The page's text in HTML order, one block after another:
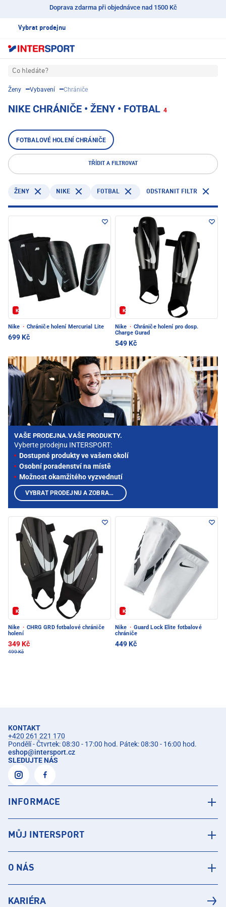
Doprava zdarma při objednávce nad 1500 Kč
Vybrat prodejnu
Co hledáte?
Ženy Vybavení Chrániče
NIKE CHRÁNIČE • ŽENY • FOTBAL 4
FOTBALOVÉ HOLENÍ CHRÁNIČE
TŘÍDIT A FILTROVAT
ŽENY NIKE FOTBAL ODSTRANIT FILTR
Kód: FOTBAL20
Nike · Chrániče holení Mercurial Lite
699 Kč
Kód: FOTBAL20
Nike · Chrániče holení pro dosp.
Charge Gurad
549 Kč
Kód: FOTBAL20
Nike · CHRG GRD fotbalové chrániče
holení
349 Kč
499 Kč
Kód: FOTBAL20
Nike · Guard Lock Elite fotbalové
chrániče
449 Kč
VAŠE PRODEJNA.VAŠE PRODUKTY.
Vyberte prodejnu INTERSPORT:
Dostupné produkty ve vašem okolí
Osobní poradenství na místě
Možnost okamžitého vyzvednutí
VYBRAT PRODEJNU A ZOBRAZIT PRODUKTY
KONTAKT
+420 261 221 170
Pondělí - Čtvrtek: 08:30 - 17:00 hod. Pátek: 08:30 - 16:00 hod.
eshop@intersport.cz
SLEDUJTE NÁS
INFORMACE
MŮJ INTERSPORT
O NÁS
KARIÉRA